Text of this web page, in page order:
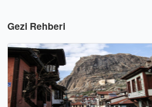
Gezi Rehberi